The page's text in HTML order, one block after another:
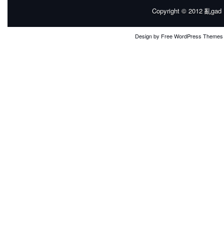
Copyright © 2012 亂gad
Design by Free WordPress Themes